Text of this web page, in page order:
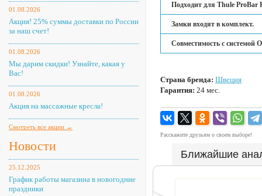
01.08.2026
Акция! 25% суммы доставки по России
за наш счет!
01.08.2026
Мы дарим скидки! Узнайте, какая у
Вас!
01.08.2026
Акция на массажные кресла!
Смотреть все акции →
Новости
25.12.2025
График работы магазина в новогодние
праздники
Подходит для Thule ProBar
Замки входят в комплект.
Совместимость с системой
Страна бренда: Швеция
Гарантия: 24 мес.
Расскажите друзьям о своем выборе!
Ближайшие